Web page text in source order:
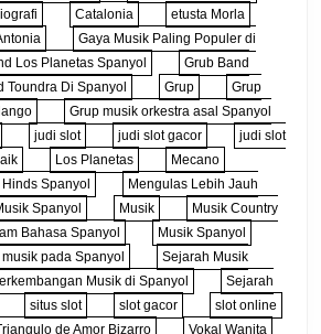
Catalonia
etusta Morla
Gaya Musik Paling Populer di
Los Planetas Spanyol
Grub Band
Toundra Di Spanyol Grup
Grup
Grup musik orkestra asal Spanyol
judi slot judi slot gacor
judi slot
Los Planetas
Mecano
Spanyol
Mengulas Lebih Jauh
Spanyol
Musik
Musik Country
Bahasa Spanyol
Musik Spanyol
pada Spanyol
Sejarah Musik
Musik di Spanyol
Sejarah
situs slot slot gacor
slot online
de Amor Bizarro Vokal Wanita